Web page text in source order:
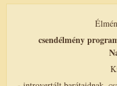
csendélmény